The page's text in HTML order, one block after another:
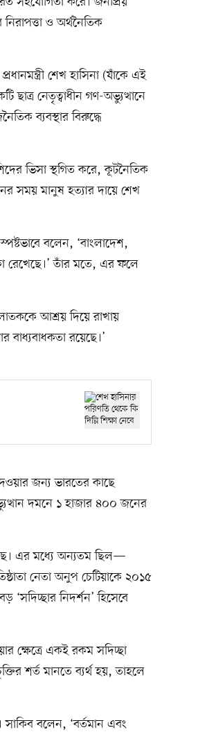
ও অর্থনৈতিক
শেখ হাসিনা (যাঁকে এই
ছাত্র নেতৃত্বাধীন গণ-অভ্যুত্থানে
ব্যবস্থার বিরুদ্ধে
ভিসা স্থগিত করে, কূটনৈতিক
সময় মানুষ হত্যার দায়ে শেখ
বলেন, ‘বাংলাদেশ,
রেখেছে।’ তাঁর মতে, এর ফলে
আশ্রয় দিয়ে রাখায়
বাধ্যবাধকতা রয়েছে।’
জন্য ভারতের কাছে
দমনে ১ হাজার ৪০০ জনের
এর মধ্যে অন্যতম ছিল—
নেতা অনুপ চেটিয়াকে ২০১৫
নিদর্শন’ হিসেবে
ক্ষেত্রে একই রকম সদিচ্ছা
শর্ত মানতে ব্যর্থ হয়, তাহলে
সাকিব বলেন, ‘বর্তমান এবং